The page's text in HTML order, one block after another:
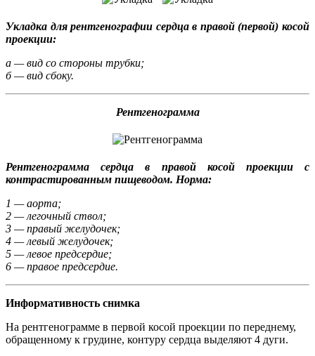
Укладка для рентгенографии сердца в правой (первой) косой
проекции:
а — вид со стороны трубки;
б — вид сбоку.
Рентгенограмма
Рентгенограмма сердца в правой косой проекции с
контрастированным пищеводом. Норма:
1 — аорта;
2 — легочный ствол;
3 — правый желудочек;
4 — левый желудочек;
5 — левое предсердие;
6 — правое предсердие.
Информативность снимка
На рентгенограмме в первой косой проекции по переднему,
обращенному к грудине, контуру сердца выделяют 4 дуги.